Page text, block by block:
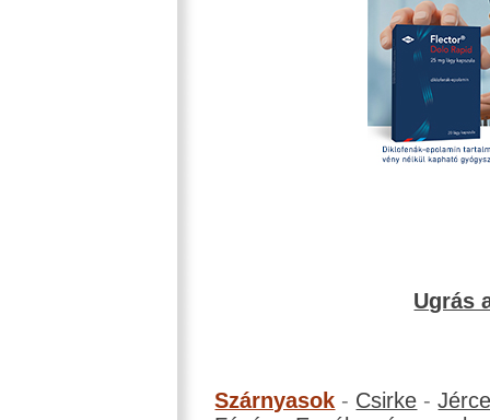
Ugrás
Szárnyasok - Csirke -